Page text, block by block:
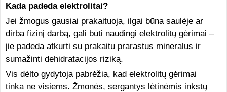
Kada padeda elektrolitai?
Jei žmogus gausiai prakaituoja, ilgai būna saulėje ar
dirba fizinį darbą, gali būti naudingi elektrolitų gėrimai –
jie padeda atkurti su prakaitu prarastus mineralus ir
sumažinti dehidratacijos riziką.
Vis dėlto gydytoja pabrėžia, kad elektrolitų gėrimai
tinka ne visiems. Žmonės, sergantys lėtinėmis inkstų